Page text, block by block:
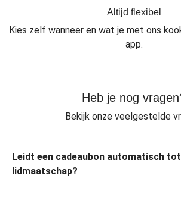
Altijd flexibel
Kies zelf wanneer en wat je met ons
app.
Heb je nog
Bekijk onze veelgestelde
Leidt een cadeaubon automatisch
lidmaatschap?